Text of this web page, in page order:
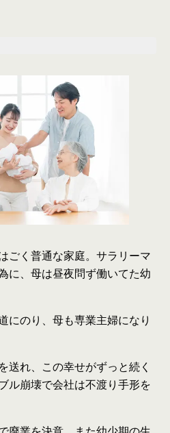
ごく普通な家庭。サラリーマ
に、母は昼夜問ず働いてた幼
にのり、母も専業主婦になり
送れ、この幸せがずっと続く
ル崩壊で会社は不渡り手形を